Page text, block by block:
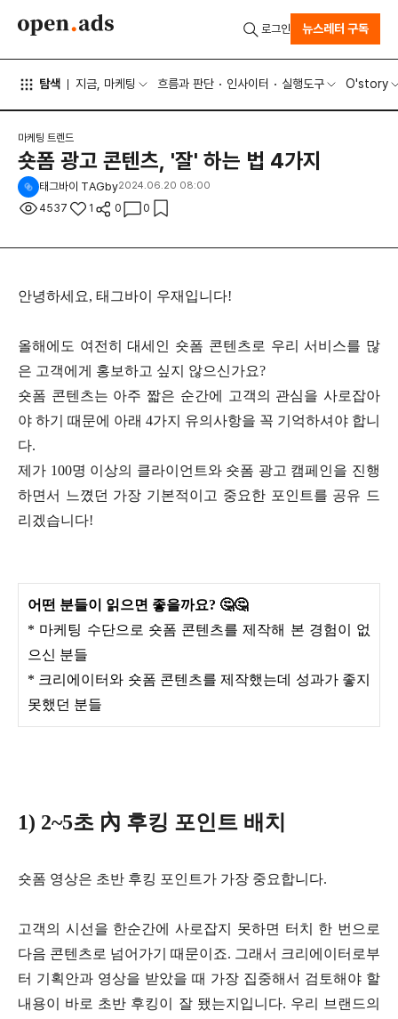
탐색 지금, 마케팅 흐름과 판단 인사이터 실행도구 O'story
로그인 뉴스레터 구독
마케팅 트렌드
숏폼 광고 콘텐츠, '잘' 하는 법 4가지
태그바이 TAGby2024.06.20 08:00
4537 1 0 0
안녕하세요, 태그바이 우재입니다!
올해에도 여전히 대세인 숏폼 콘텐츠로 우리 서비스를 많
은 고객에게 홍보하고 싶지 않으신가요?
숏폼 콘텐츠는 아주 짧은 순간에 고객의 관심을 사로잡아
야 하기 때문에 아래 4가지 유의사항을 꼭 기억하셔야 합니
다.
제가 100명 이상의 클라이언트와 숏폼 광고 캠페인을 진행
하면서 느꼈던 가장 기본적이고 중요한 포인트를 공유 드
리겠습니다!
어떤 분들이 읽으면 좋을까요? 🤔🤔
* 마케팅 수단으로 숏폼 콘텐츠를 제작해 본 경험이 없
으신 분들
* 크리에이터와 숏폼 콘텐츠를 제작했는데 성과가 좋지
못했던 분들
1) 2~5초 內 후킹 포인트 배치
숏폼 영상은 초반 후킹 포인트가 가장 중요합니다.
고객의 시선을 한순간에 사로잡지 못하면 터치 한 번으로
다음 콘텐츠로 넘어가기 때문이죠. 그래서 크리에이터로부
터 기획안과 영상을 받았을 때 가장 집중해서 검토해야 할
내용이 바로 초반 후킹이 잘 됐는지입니다. 우리 브랜드의